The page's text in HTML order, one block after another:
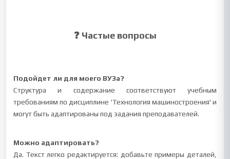
❓ Частые вопросы
Подойдет ли для моего ВУЗа?
Структура и содержание соответствуют учебным
требованиям по дисциплине 'Технология машиностроения' и
могут быть адаптированы под задания преподавателей.
Можно адаптировать?
Да. Текст легко редактируется: добавьте примеры деталей,